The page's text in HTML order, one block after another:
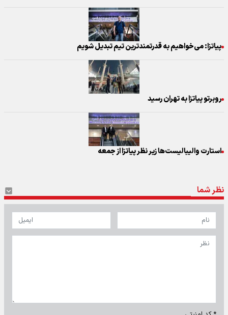
پیاتزا: می‌خواهیم به قدرتمندترین تیم تبدیل شویم
روبرتو پیاتزا به تهران رسید
استارت والیبالیست‌ها زیر نظر پیاتزا از جمعه
نظر شما